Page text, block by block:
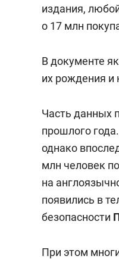
издания,
о 17 млн
В документе
их рождения и
Часть данных
прошлого
однако
млн человек
на
появились в
безопасности
При этом
Как ГК «МИР ГРУПП» и
комфорта под Казанью